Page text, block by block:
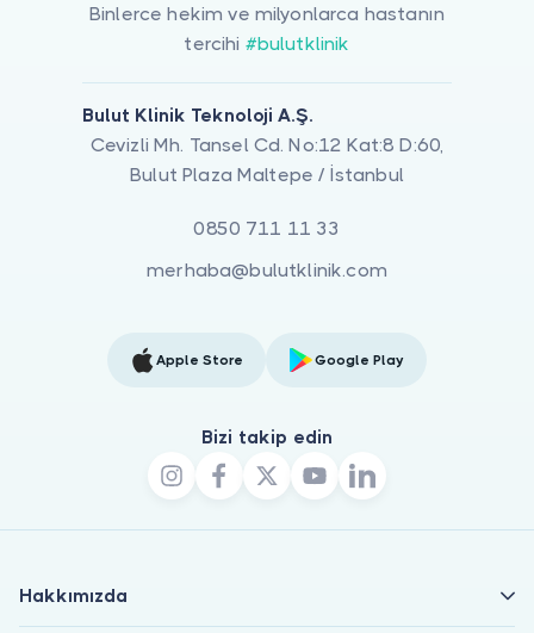
Binlerce hekim ve milyonlarca hastanın
tercihi #bulutklinik
Bulut Klinik Teknoloji A.Ş.
Cevizli Mh. Tansel Cd. No:12 Kat:8 D:60,
Bulut Plaza Maltepe / İstanbul
0850 711 11 33
merhaba@bulutklinik.com
Apple Store Google Play
Bizi takip edin
Hakkımızda